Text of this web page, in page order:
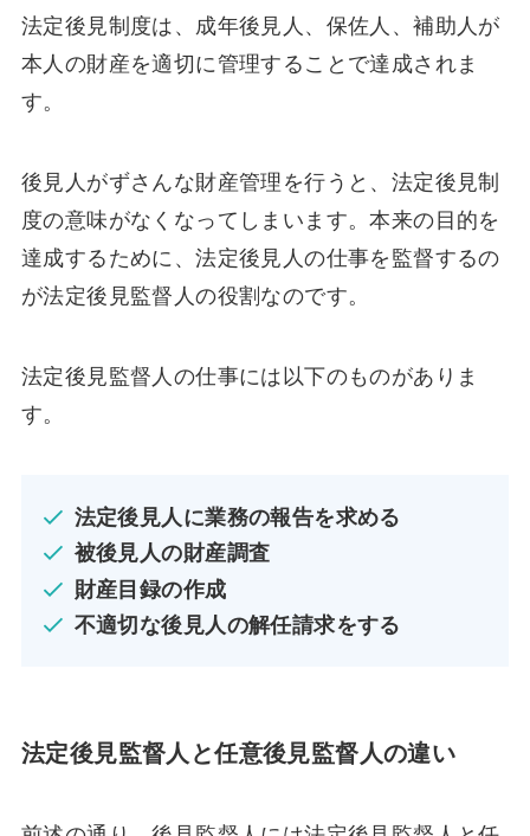
法定後見制度は、成年後見人、保佐人、補助人が
本人の財産を適切に管理することで達成されま
す。
後見人がずさんな財産管理を行うと、法定後見制
度の意味がなくなってしまいます。本来の目的を
達成するために、法定後見人の仕事を監督するの
が法定後見監督人の役割なのです。
法定後見監督人の仕事には以下のものがありま
す。
法定後見人に業務の報告を求める
被後見人の財産調査
財産目録の作成
不適切な後見人の解任請求をする
法定後見監督人と任意後見監督人の違い